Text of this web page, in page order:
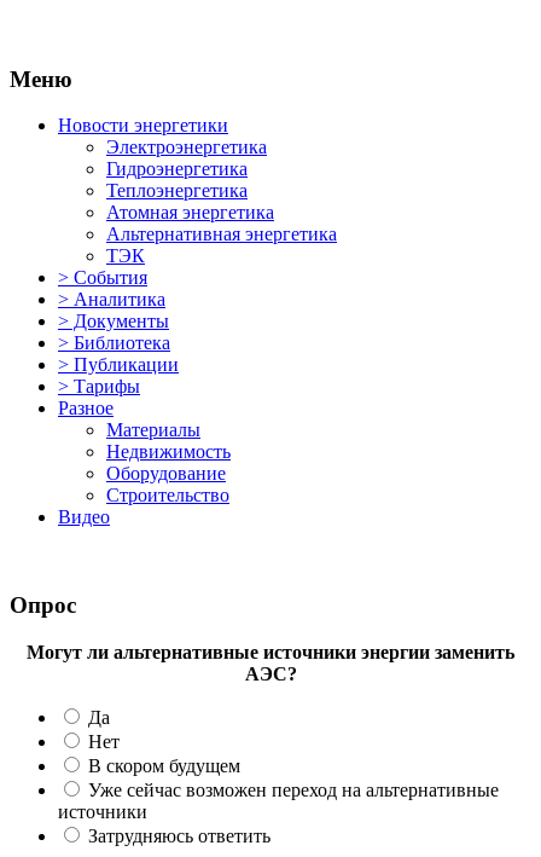
Меню
Новости энергетики
Электроэнергетика
Гидроэнергетика
Теплоэнергетика
Атомная энергетика
Альтернативная энергетика
ТЭК
> События
> Аналитика
> Документы
> Библиотека
> Публикации
> Тарифы
Разное
Материалы
Недвижимость
Оборудование
Строительство
Видео
Опрос
Могут ли альтернативные источники энергии заменить
АЭС?
Да
Нет
В скором будущем
Уже сейчас возможен переход на альтернативные
источники
Затрудняюсь ответить